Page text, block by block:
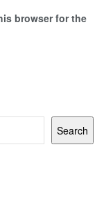
browser for the
Search